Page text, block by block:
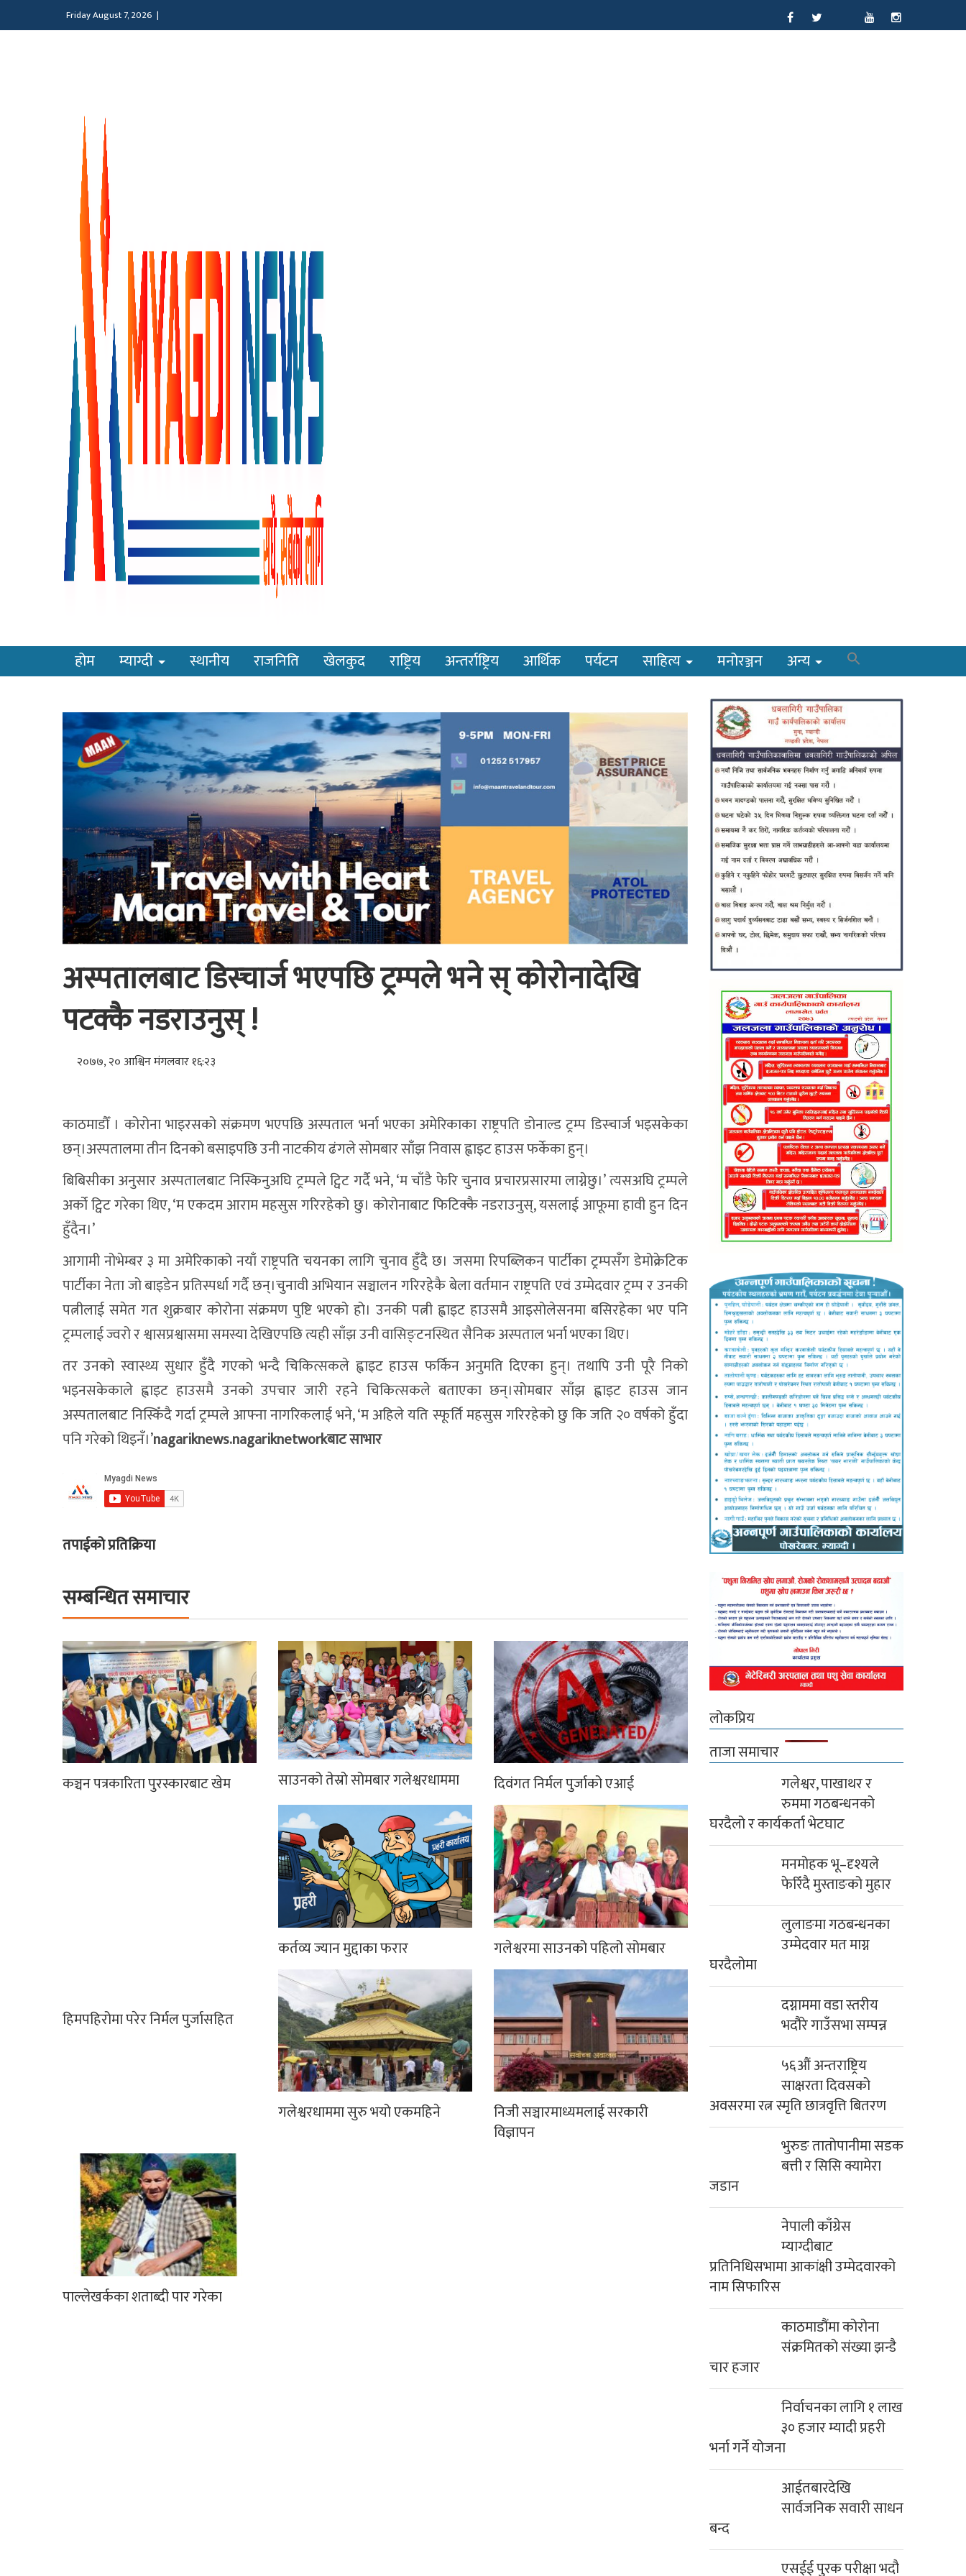
Friday August 7, 2026 |
होम म्याग्दी स्थानीय राजनिति खेलकुद राष्ट्रिय अन्तर्राष्ट्रिय आर्थिक पर्यटन साहित्य मनोरञ्जन अन्य
अस्पतालबाट डिस्चार्ज भएपछि ट्रम्पले भने स् कोरोनादेखि
पटक्कै नडराउनुस् !
२०७७, २० आश्विन मंगलवार १६:२३
काठमाडौँ । कोरोना भाइरसको संक्रमण भएपछि अस्पताल भर्ना भएका अमेरिकाका राष्ट्रपति डोनाल्ड ट्रम्प डिस्चार्ज भइसकेका
छन्।अस्पतालमा तीन दिनको बसाइपछि उनी नाटकीय ढंगले सोमबार साँझ निवास ह्वाइट हाउस फर्केका हुन्।
बिबिसीका अनुसार अस्पतालबाट निस्किनुअघि ट्रम्पले ट्विट गर्दै भने, ‘म चाँडै फेरि चुनाव प्रचारप्रसारमा लाग्नेछु।’ त्यसअघि ट्रम्पले
अर्को ट्विट गरेका थिए, ‘म एकदम आराम महसुस गरिरहेको छु। कोरोनाबाट फिटिक्कै नडराउनुस्, यसलाई आफूमा हावी हुन दिन
हुँदैन।’
आगामी नोभेम्बर ३ मा अमेरिकाको नयाँ राष्ट्रपति चयनका लागि चुनाव हुँदै छ। जसमा रिपब्लिकन पार्टीका ट्रम्पसँग डेमोक्रेटिक
पार्टीका नेता जो बाइडेन प्रतिस्पर्धा गर्दै छन्।चुनावी अभियान सञ्चालन गरिरहेकै बेला वर्तमान राष्ट्रपति एवं उम्मेदवार ट्रम्प र उनकी
पत्नीलाई समेत गत शुक्रबार कोरोना संक्रमण पुष्टि भएको हो। उनकी पत्नी ह्वाइट हाउसमै आइसोलेसनमा बसिरहेका भए पनि
ट्रम्पलाई ज्वरो र श्वासप्रश्वासमा समस्या देखिएपछि त्यही साँझ उनी वासिङ्टनस्थित सैनिक अस्पताल भर्ना भएका थिए।
तर उनको स्वास्थ्य सुधार हुँदै गएको भन्दै चिकित्सकले ह्वाइट हाउस फर्किन अनुमति दिएका हुन्। तथापि उनी पूरै निको
भइनसकेकाले ह्वाइट हाउसमै उनको उपचार जारी रहने चिकित्सकले बताएका छन्।सोमबार साँझ ह्वाइट हाउस जान
अस्पतालबाट निस्किँदै गर्दा ट्रम्पले आफ्ना नागरिकलाई भने, ‘म अहिले यति स्फूर्ति महसुस गरिरहेको छु कि जति २० वर्षको हुँदा
पनि गरेको थिइनँ।’nagariknews.nagariknetworkबाट साभार
तपाईको प्रतिक्रिया
सम्बन्धित समाचार
कञ्चन पत्रकारिता पुरस्कारबाट खेम साउनको तेस्रो सोमबार गलेश्वरधाममा दिवंगत निर्मल पुर्जाको एआई
हिमपहिरोमा परेर निर्मल पुर्जासहित
कर्तव्य ज्यान मुद्दाका फरार गलेश्वरमा साउनको पहिलो सोमबार
गलेश्वरधाममा सुरु भयो एकमहिने
निजी सञ्चारमाध्यमलाई सरकारी
विज्ञापन
पाल्लेखर्कका शताब्दी पार गरेका
लोकप्रिय
ताजा समाचार
गलेश्वर, पाखाथर र
रुममा गठबन्धनको
घरदैलो र कार्यकर्ता भेटघाट
मनमोहक भू–दृश्यले
फेरिँदै मुस्ताङको मुहार
लुलाङमा गठबन्धनका
उम्मेदवार मत माग्न
घरदैलोमा
दग्नाममा वडा स्तरीय
भदौरे गाउँसभा सम्पन्न
५६औं अन्तराष्ट्रिय
साक्षरता दिवसको
अवसरमा रत्न स्मृति छात्रवृत्ति बितरण
भुरुङ तातोपानीमा सडक
बत्ती र सिसि क्यामेरा
जडान
नेपाली काँग्रेस
म्याग्दीबाट
प्रतिनिधिसभामा आकांक्षी उम्मेदवारको
नाम सिफारिस
काठमाडौंमा कोरोना
संक्रमितको संख्या झन्डै
चार हजार
निर्वाचनका लागि १ लाख
३० हजार म्यादी प्रहरी
भर्ना गर्ने योजना
आईतबारदेखि
सार्वजनिक सवारी साधन
बन्द
एसईई पुरक परीक्षा भदौ